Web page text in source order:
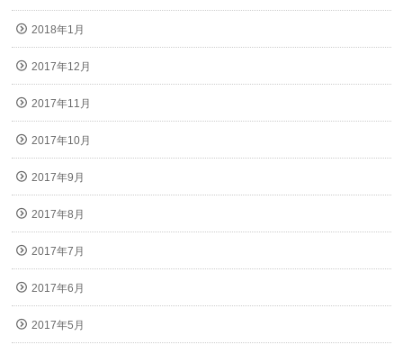
2018年1月
2017年12月
2017年11月
2017年10月
2017年9月
2017年8月
2017年7月
2017年6月
2017年5月